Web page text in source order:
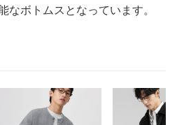
なボトムスとなっています。